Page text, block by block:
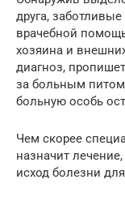
друга,
врачебной
хозяина и
диагноз,
за больным
больную особь
Чем скорее
назначит
исход болезни